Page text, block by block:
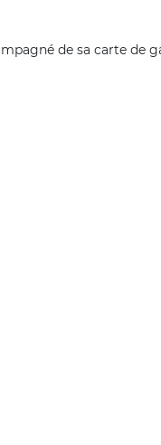
de sa carte de